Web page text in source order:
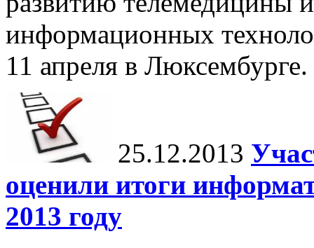
информационных
11 апреля в Люксембурге.
25.12.2013
оценили итоги
2013 году